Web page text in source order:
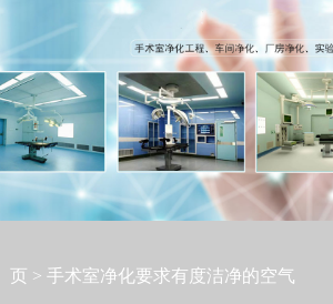
页 > 手术室净化要求有度洁净的空气